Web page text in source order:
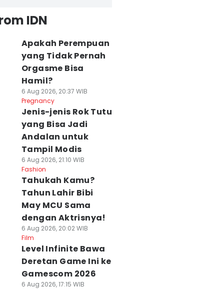
IDN
Apakah Perempuan
yang Tidak Pernah
Orgasme Bisa
Hamil?
6 Aug 2026, 20:37 WIB
Pregnancy
Jenis-jenis Rok Tutu
yang Bisa Jadi
Andalan untuk
Tampil Modis
6 Aug 2026, 21:10 WIB
Fashion
Tahukah Kamu?
Tahun Lahir Bibi
May MCU Sama
dengan Aktrisnya!
6 Aug 2026, 20:02 WIB
Film
Level Infinite Bawa
Deretan Game Ini ke
Gamescom 2026
6 Aug 2026, 17:15 WIB